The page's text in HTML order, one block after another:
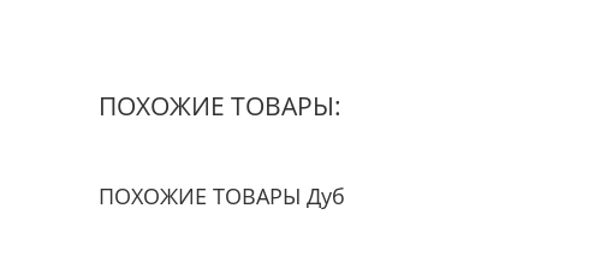
ПОХОЖИЕ ТОВАРЫ:
ПОХОЖИЕ ТОВАРЫ Дуб